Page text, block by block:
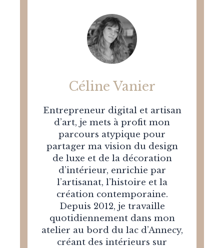
Céline Vanier
Entrepreneur digital et artisan
d’art, je mets à profit mon
parcours atypique pour
partager ma vision du design
de luxe et de la décoration
d’intérieur, enrichie par
l’artisanat, l’histoire et la
création contemporaine.
Depuis 2012, je travaille
quotidiennement dans mon
atelier au bord du lac d’Annecy,
créant des intérieurs sur